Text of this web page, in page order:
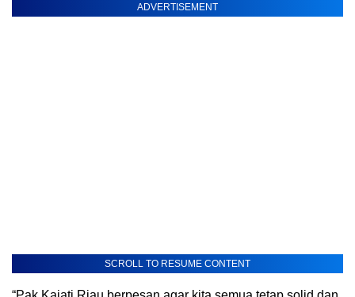
ADVERTISEMENT
SCROLL TO RESUME CONTENT